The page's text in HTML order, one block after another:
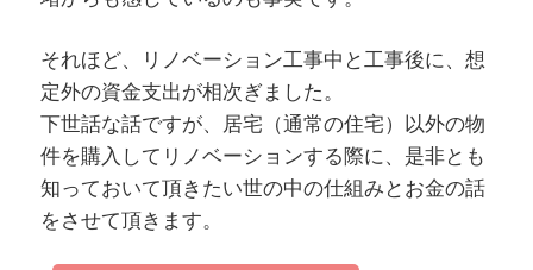
それほど、リノベーション工事中と工事後に、想
定外の資金支出が相次ぎました。
下世話な話ですが、居宅（通常の住宅）以外の物
件を購入してリノベーションする際に、是非とも
知っておいて頂きたい世の中の仕組みとお金の話
をさせて頂きます。